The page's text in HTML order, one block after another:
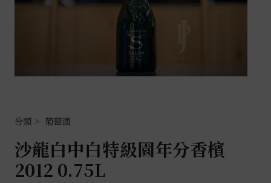
葡萄酒
沙龍白中白特級園年分香檳
2012 0.75L